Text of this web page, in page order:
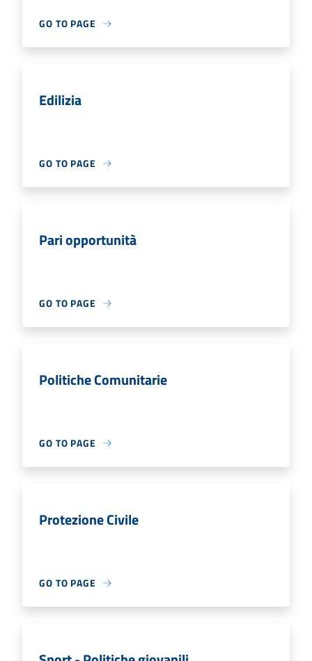
GO TO PAGE
Edilizia
GO TO PAGE
Pari opportunità
GO TO PAGE
Politiche Comunitarie
GO TO PAGE
Protezione Civile
GO TO PAGE